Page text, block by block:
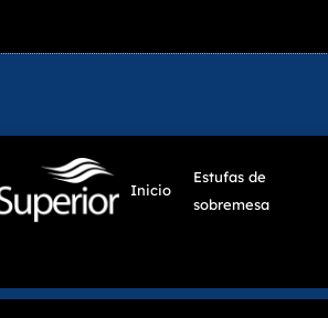
Inicio
Estufas de
sobremesa